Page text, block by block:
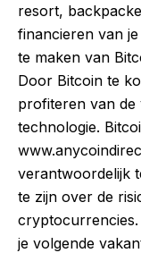
resort,
financieren van
te maken van
Door Bitcoin te
profiteren van de
technologie.
verantwoordelijk
te zijn over de
je volgende